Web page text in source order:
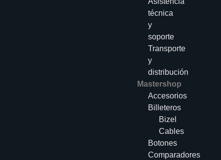
técnica
y
soporte
Transporte
y
distribución
Mastershop
Accesorios
Billeteros
Bizel
Cables
Botones
Comparadores